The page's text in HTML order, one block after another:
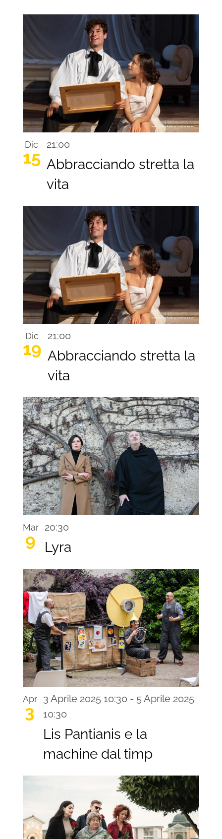
Dic
15
21:00
Abbracciando stretta la
vita
Dic
19
21:00
Abbracciando stretta la
vita
Mar
9
20:30
Lyra
Apr
3
3 Aprile 2025 10:30 - 5 Aprile 2025
10:30
Lis Pantianis e la
machine dal timp